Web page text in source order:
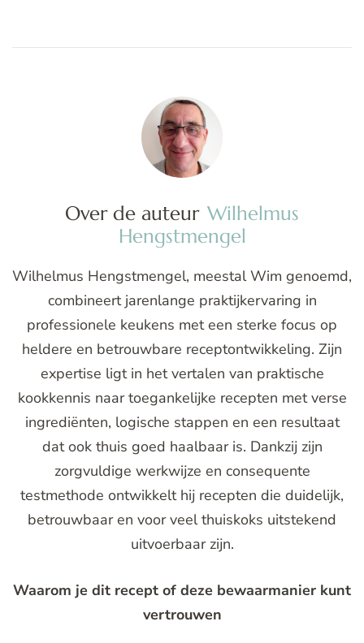
Over de auteur Wilhelmus
Hengstmengel
Wilhelmus Hengstmengel, meestal Wim genoemd,
combineert jarenlange praktijkervaring in
professionele keukens met een sterke focus op
heldere en betrouwbare receptontwikkeling. Zijn
expertise ligt in het vertalen van praktische
kookkennis naar toegankelijke recepten met verse
ingrediënten, logische stappen en een resultaat
dat ook thuis goed haalbaar is. Dankzij zijn
zorgvuldige werkwijze en consequente
testmethode ontwikkelt hij recepten die duidelijk,
betrouwbaar en voor veel thuiskoks uitstekend
uitvoerbaar zijn.
Waarom je dit recept of deze bewaarmanier kunt
vertrouwen